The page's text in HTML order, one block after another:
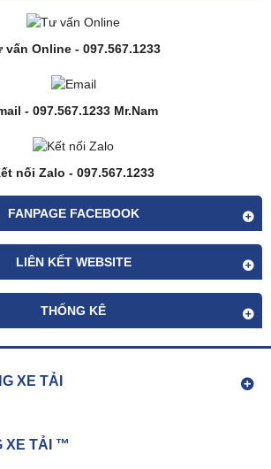
vấn Online - 097.567.1233
- 097.567.1233 Mr.Nam
nối Zalo - 097.567.1233
FANPAGE FACEBOOK
LIÊN KẾT WEBSITE
THỐNG KÊ
XE TẢI
XE TẢI ™